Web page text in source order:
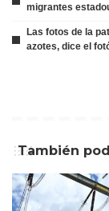
migrantes
Las fotos de la
azotes, dice el
También